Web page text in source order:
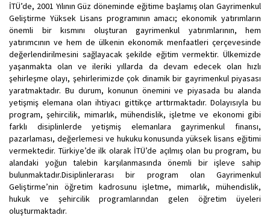
İTÜ’de, 2001 Yılının Güz döneminde eğitime başlamış olan Gayrimenkul
Geliştirme Yüksek Lisans programının amacı; ekonomik yatırımların
önemli bir kısmını oluşturan gayrimenkul yatırımlarının, hem
yatırımcının ve hem de ülkenin ekonomik menfaatleri çerçevesinde
değerlendirilmesini sağlayacak şekilde eğitim vermektir. Ülkemizde
yaşanmakta olan ve ileriki yıllarda da devam edecek olan hızlı
şehirleşme olayı, şehirlerimizde çok dinamik bir gayrimenkul piyasası
yaratmaktadır. Bu durum, konunun önemini ve piyasada bu alanda
yetişmiş elemana olan ihtiyacı gittikçe arttırmaktadır. Dolayısıyla bu
program, şehircilik, mimarlık, mühendislik, işletme ve ekonomi gibi
farklı disiplinlerde yetişmiş elemanlara gayrimenkul finansı,
pazarlaması, değerlemesi ve hukuku konusunda yüksek lisans eğitimi
vermektedir. Türkiye’de ilk olarak İTÜ’de açılmış olan bu program, bu
alandaki yoğun talebin karşılanmasında önemli bir işleve sahip
bulunmaktadır.Disiplinlerarası bir program olan Gayrimenkul
Geliştirme’nin öğretim kadrosunu işletme, mimarlık, mühendislik,
hukuk ve şehircilik programlarından gelen öğretim üyeleri
oluşturmaktadır.